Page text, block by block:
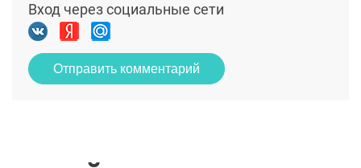
Вход через социальные сети
Отправить комментарий